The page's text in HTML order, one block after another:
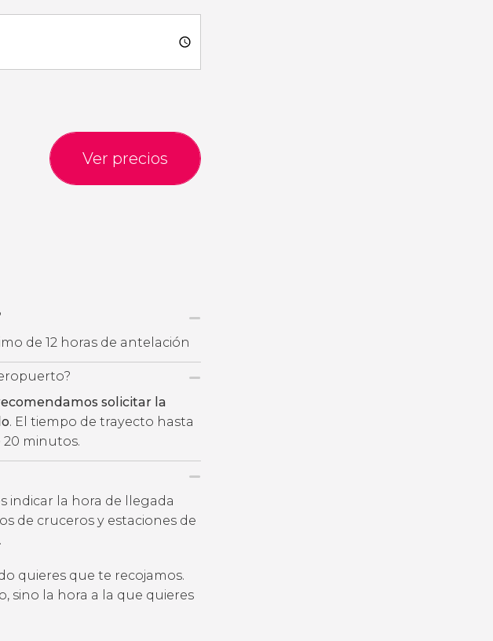
Ver precios
de 12 horas de antelación
solicitar la
. El tiempo de trayecto hasta
minutos.
indicar la hora de llegada
de cruceros y estaciones de
quieres que te recojamos.
sino la hora a la que quieres